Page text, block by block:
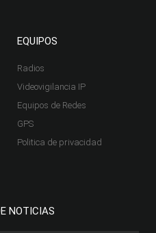
EQUIPOS
Radios
Videovigilancia IP
Equipos de Redes
GPS
Politica de privacidad
NOTICIAS